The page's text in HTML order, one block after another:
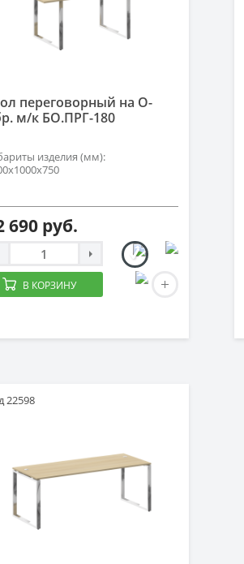
переговорный на О-
м/к БО.ПРГ-180
изделия (мм):
690 руб.
В КОРЗИНУ
22598